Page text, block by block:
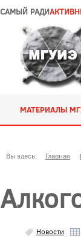
САМЫЙ РАДИ
МАТЕРИАЛЫ
Вы здесь: Главная
Новости